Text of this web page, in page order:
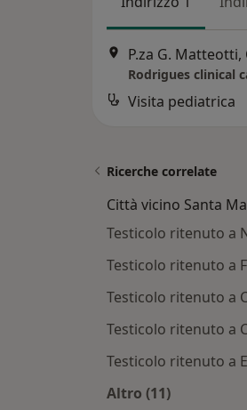
P.za G. Matteotti,
Rodrigues clinical
Visita pediatrica
Ricerche correlate
Città vicino Santa
Testicolo ritenuto a
Testicolo ritenuto a
Testicolo ritenuto a
Testicolo ritenuto a
Testicolo ritenuto a
Altro (11)